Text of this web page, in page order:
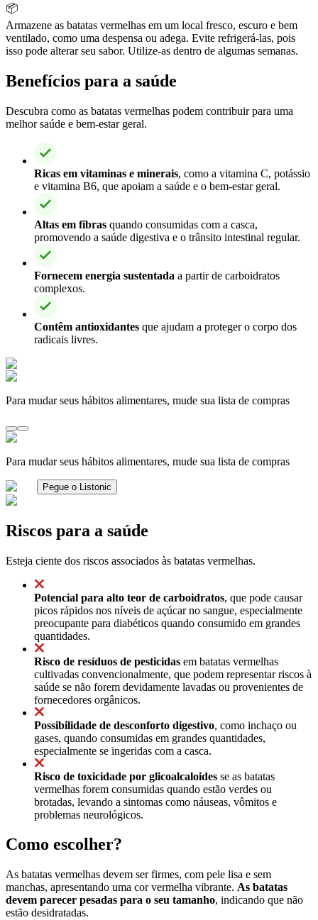
📦
Armazene as batatas vermelhas em um local fresco, escuro e bem
ventilado, como uma despensa ou adega. Evite refrigerá-las, pois
isso pode alterar seu sabor. Utilize-as dentro de algumas semanas.
Benefícios para a saúde
Descubra como as batatas vermelhas podem contribuir para uma
melhor saúde e bem-estar geral.
Ricas em vitaminas e minerais, como a vitamina C, potássio
e vitamina B6, que apoiam a saúde e o bem-estar geral.
Altas em fibras quando consumidas com a casca,
promovendo a saúde digestiva e o trânsito intestinal regular.
Fornecem energia sustentada a partir de carboidratos
complexos.
Contêm antioxidantes que ajudam a proteger o corpo dos
radicais livres.
Para mudar seus hábitos alimentares, mude sua lista de compras
Para mudar seus hábitos alimentares, mude sua lista de compras
Pegue o Listonic
Riscos para a saúde
Esteja ciente dos riscos associados às batatas vermelhas.
Potencial para alto teor de carboidratos, que pode causar
picos rápidos nos níveis de açúcar no sangue, especialmente
preocupante para diabéticos quando consumido em grandes
quantidades.
Risco de resíduos de pesticidas em batatas vermelhas
cultivadas convencionalmente, que podem representar riscos à
saúde se não forem devidamente lavadas ou provenientes de
fornecedores orgânicos.
Possibilidade de desconforto digestivo, como inchaço ou
gases, quando consumidas em grandes quantidades,
especialmente se ingeridas com a casca.
Risco de toxicidade por glicoalcaloides se as batatas
vermelhas forem consumidas quando estão verdes ou
brotadas, levando a sintomas como náuseas, vômitos e
problemas neurológicos.
Como escolher?
As batatas vermelhas devem ser firmes, com pele lisa e sem
manchas, apresentando uma cor vermelha vibrante. As batatas
devem parecer pesadas para o seu tamanho, indicando que não
estão desidratadas.